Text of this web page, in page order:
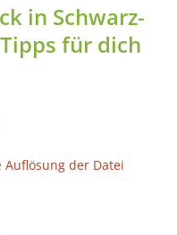
in Schwarz-
für dich
Auflösung der Datei